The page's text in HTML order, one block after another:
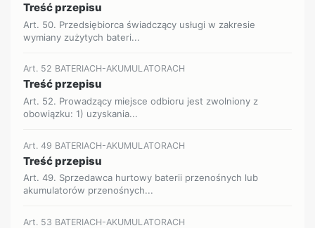
Treść przepisu
Art. 50. Przedsiębiorca świadczący usługi w zakresie
wymiany zużytych bateri...
Art. 52 BATERIACH-AKUMULATORACH
Treść przepisu
Art. 52. Prowadzący miejsce odbioru jest zwolniony z
obowiązku: 1) uzyskania...
Art. 49 BATERIACH-AKUMULATORACH
Treść przepisu
Art. 49. Sprzedawca hurtowy baterii przenośnych lub
akumulatorów przenośnych...
Art. 53 BATERIACH-AKUMULATORACH